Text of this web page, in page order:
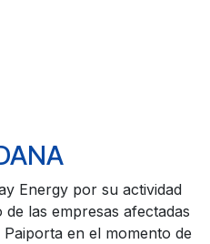
Energy por su actividad
las empresas afectadas
en el momento de